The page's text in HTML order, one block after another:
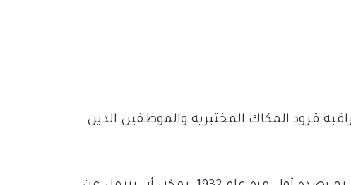
قرود المكاك المختبرية والموظفين الذين